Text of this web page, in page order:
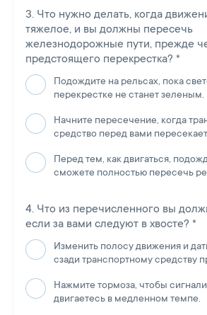
Что нужно делать, когда
тяжелое, и вы должны пересечь
железнодорожные пути, прежде
предстоящего перекрестка? *
Подождите на рельсах, пока
перекрестке не станет зеленым.
Начните пересечение, когда
средство перед вами
Перед тем, как двигаться,
сможете полностью пересечь
Что из перечисленного вы
если за вами следуют в хвосте? *
Изменить полосу движения и
сзади транспортному средству
Нажмите тормоза, чтобы
двигаетесь в медленном темпе.